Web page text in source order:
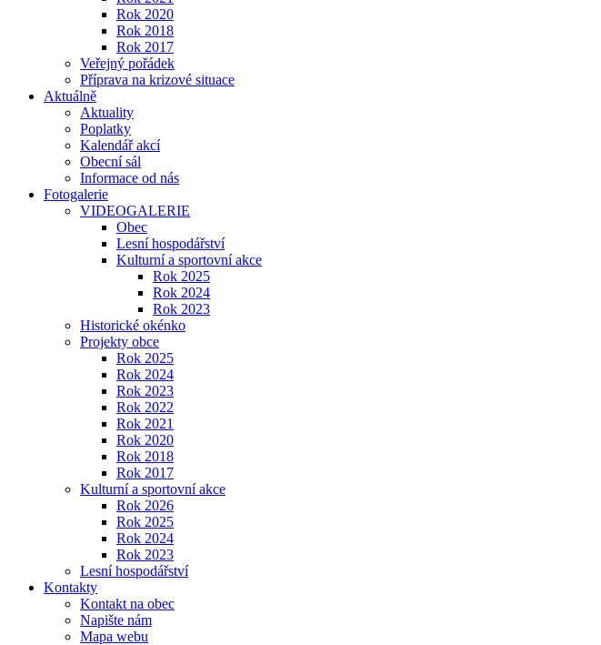
Rok 2020
Rok 2018
Rok 2017
Veřejný pořádek
Příprava na krizové situace
Aktuálně
Aktuality
Poplatky
Kalendář akcí
Obecní sál
Informace od nás
Fotogalerie
VIDEOGALERIE
Obec
Lesní hospodářství
Kulturní a sportovní akce
Rok 2025
Rok 2024
Rok 2023
Historické okénko
Projekty obce
Rok 2025
Rok 2024
Rok 2023
Rok 2022
Rok 2021
Rok 2020
Rok 2018
Rok 2017
Kulturní a sportovní akce
Rok 2026
Rok 2025
Rok 2024
Rok 2023
Lesní hospodářství
Kontakty
Kontakt na obec
Napište nám
Mapa webu